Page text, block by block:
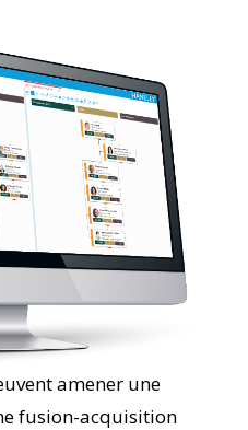
amener une
fusion-acquisition